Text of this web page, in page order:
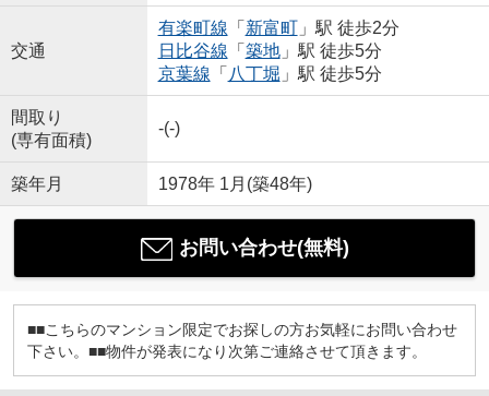
交通
有楽町線 「 新富町」駅 徒歩2分
日比谷線 「 築地」駅 徒歩5分
京葉線 「 八丁堀 」駅 徒歩5分
間取り
(専有面積)
-(-)
築年月 1978年 1月(築48年)
お問い合わせ(無料)
■■こちらのマンション限定でお探しの方お気軽にお問い合わせ
下さい。■■物件が発表になり次第ご連絡させて頂きます。